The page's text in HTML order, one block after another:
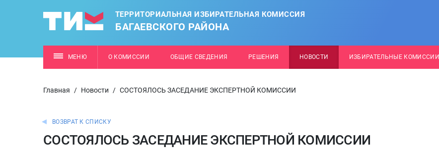
ТЕРРИТОРИАЛЬНАЯ ИЗБИРАТЕЛЬНАЯ КОМИССИЯ
БАГАЕВСКОГО РАЙОНА
МЕНЮ О КОМИССИИ ОБЩИЕ СВЕДЕНИЯ РЕШЕНИЯ НОВОСТИ ИЗБИРАТЕЛЬНЫЕ КОМИССИИ
Главная / Новости / СОСТОЯЛОСЬ ЗАСЕДАНИЕ ЭКСПЕРТНОЙ КОМИССИИ
ВОЗВРАТ К СПИСКУ
СОСТОЯЛОСЬ ЗАСЕДАНИЕ ЭКСПЕРТНОЙ КОМИССИИ